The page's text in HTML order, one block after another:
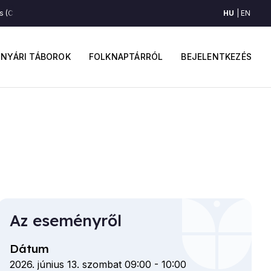
fiók
menüje
BEJELENTKEZÉS
NYÁRI TÁBOROK FOLKNAPTÁRRÓL
Felcsík) Gerdányos (Csíkszentdomokos, Felcsík)
HU EN
Az eseményről
Dátum
2026. június 13. szombat 09:00 - 10:00